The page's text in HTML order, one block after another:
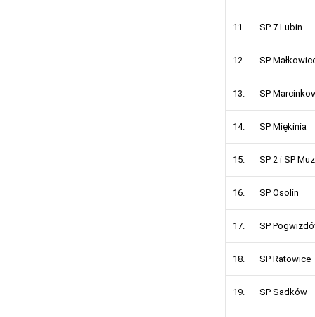
11. SP 7 Lubin
12. SP
13. SP
14. SP Miękinia
15. SP 2 i SP
16. SP Osolin
17. SP
18. SP Ratowice
19. SP Sadków